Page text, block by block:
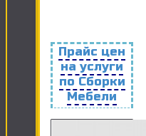
Прайс цен
на услуги
по Сборки
Мебели